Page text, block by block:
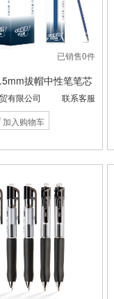
已销售0件
拔帽中性笔笔芯
水笔替芯 6600/331
蓝20支/盒 S760
有限公司
联系客服